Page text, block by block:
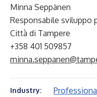
Minna Seppänen
Responsabile sviluppo
Città di Tampere
+358 401 509857
Industry: